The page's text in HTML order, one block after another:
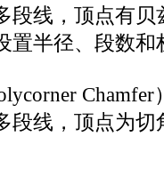
段线，顶点有贝
置半径、段数和
Chamfer
段线，顶点为切